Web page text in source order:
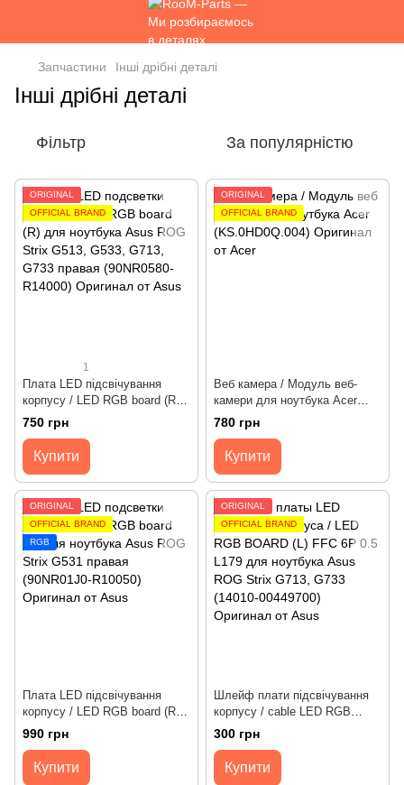
Запчастини Інші дрібні деталі
Інші дрібні деталі
Фільтр За популярністю
ORIGINAL
OFFICIAL BRAND
1
Плата LED підсвічування
корпусу / LED RGB board (R)
для ноутбука Asus ROG Strix
G513, G533, G713, G733
права (6050A3250001)
Оригінал від Asus
750 грн
Купити
ORIGINAL
OFFICIAL BRAND
Веб камера / Модуль веб-
камери для ноутбука Acer
(KS.0HD0Q.004) Оригінал від
780 грн
Купити
ORIGINAL
OFFICIAL BRAND
RGB
Плата LED підсвічування
корпусу / LED RGB board (R)
для ноутбука Asus ROG Strix
G512, G531, G532, G712,
G731, GL731, G732 права
(90NR01J0-R10050) Оригінал
990 грн
Купити
ORIGINAL
OFFICIAL BRAND
Шлейф плати підсвічування
корпусу / cable LED RGB
board для ноутбука Asus ROG
Strix G713, G733 [6pin,
179mm] (Лівий) Оригінал
300 грн
Купити